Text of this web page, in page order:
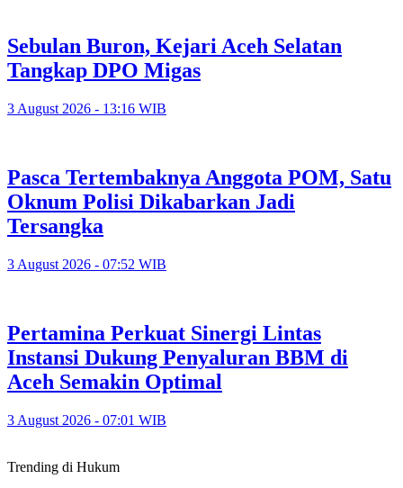
Sebulan Buron, Kejari Aceh Selatan
Tangkap DPO Migas
3 August 2026 - 13:16 WIB
Pasca Tertembaknya Anggota POM, Satu
Oknum Polisi Dikabarkan Jadi
Tersangka
3 August 2026 - 07:52 WIB
Pertamina Perkuat Sinergi Lintas
Instansi Dukung Penyaluran BBM di
Aceh Semakin Optimal
3 August 2026 - 07:01 WIB
Trending di Hukum